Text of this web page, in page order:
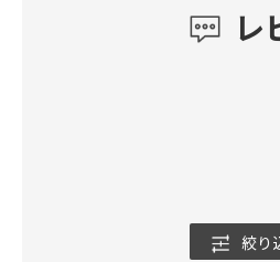
レ
絞り